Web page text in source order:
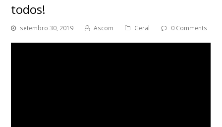
todos!
setembro 30, 2019 Ascom Geral 0 Comments